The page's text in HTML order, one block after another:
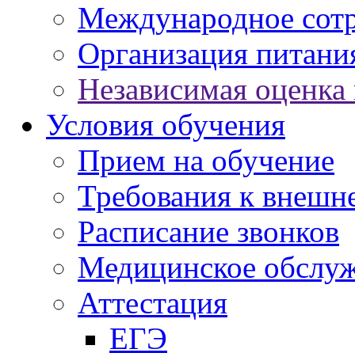
Международное
Организация
Независимая оценка
Условия обучения
Прием на обучение
Требования к
Расписание звонков
Медицинское
Аттестация
ЕГЭ